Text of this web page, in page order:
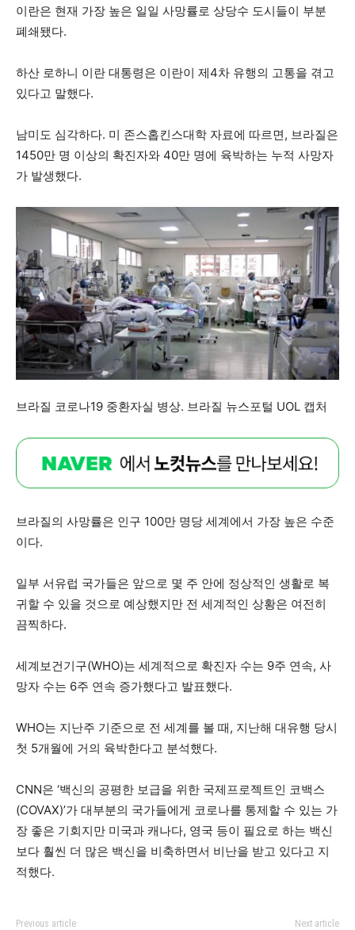
이란은 현재 가장 높은 일일 사망률로 상당수 도시들이 부분
폐쇄됐다.
하산 로하니 이란 대통령은 이란이 제4차 유행의 고통을 겪고
있다고 말했다.
남미도 심각하다. 미 존스홉킨스대학 자료에 따르면, 브라질은
1450만 명 이상의 확진자와 40만 명에 육박하는 누적 사망자
가 발생했다.
브라질 코로나19 중환자실 병상. 브라질 뉴스포털 UOL 캡처
브라질의 사망률은 인구 100만 명당 세계에서 가장 높은 수준
이다.
일부 서유럽 국가들은 앞으로 몇 주 안에 정상적인 생활로 복
귀할 수 있을 것으로 예상했지만 전 세계적인 상황은 여전히
끔찍하다.
세계보건기구(WHO)는 세계적으로 확진자 수는 9주 연속, 사
망자 수는 6주 연속 증가했다고 발표했다.
WHO는 지난주 기준으로 전 세계를 볼 때, 지난해 대유행 당시
첫 5개월에 거의 육박한다고 분석했다.
CNN은 ‘백신의 공평한 보급을 위한 국제프로젝트인 코백스
(COVAX)’가 대부분의 국가들에게 코로나를 통제할 수 있는 가
장 좋은 기회지만 미국과 캐나다, 영국 등이 필요로 하는 백신
보다 훨씬 더 많은 백신을 비축하면서 비난을 받고 있다고 지
적했다.
Previous article Next article